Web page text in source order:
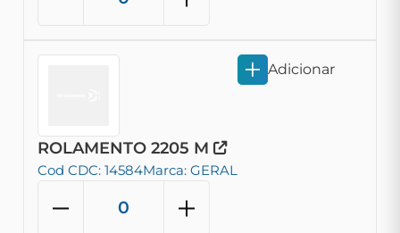
ROLAMENTO 2205 M
Cod CDC: 14584Marca: GERAL
Adicionar